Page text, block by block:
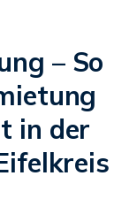
– So
in der